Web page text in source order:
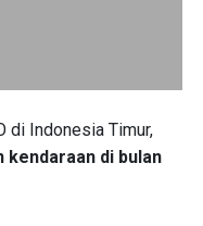
di Indonesia Timur,
di bulan